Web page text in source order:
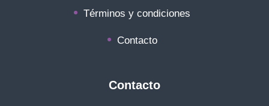
Términos y condiciones
Contacto
Contacto